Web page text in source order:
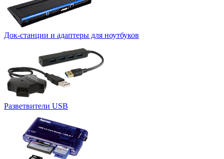
Док-станции и адаптеры для ноутбуков
Разветвители USB